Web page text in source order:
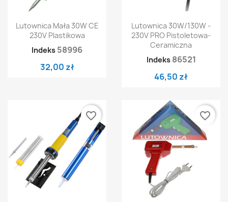
Lutownica Mała 30W CE
230V Plastikowa
Indeks 58996
32,00 zł
Lutownica 30W/130W -
230V PRO Pistoletowa-
Ceramiczna
Indeks 86521
46,50 zł
favorite_border favorite_border